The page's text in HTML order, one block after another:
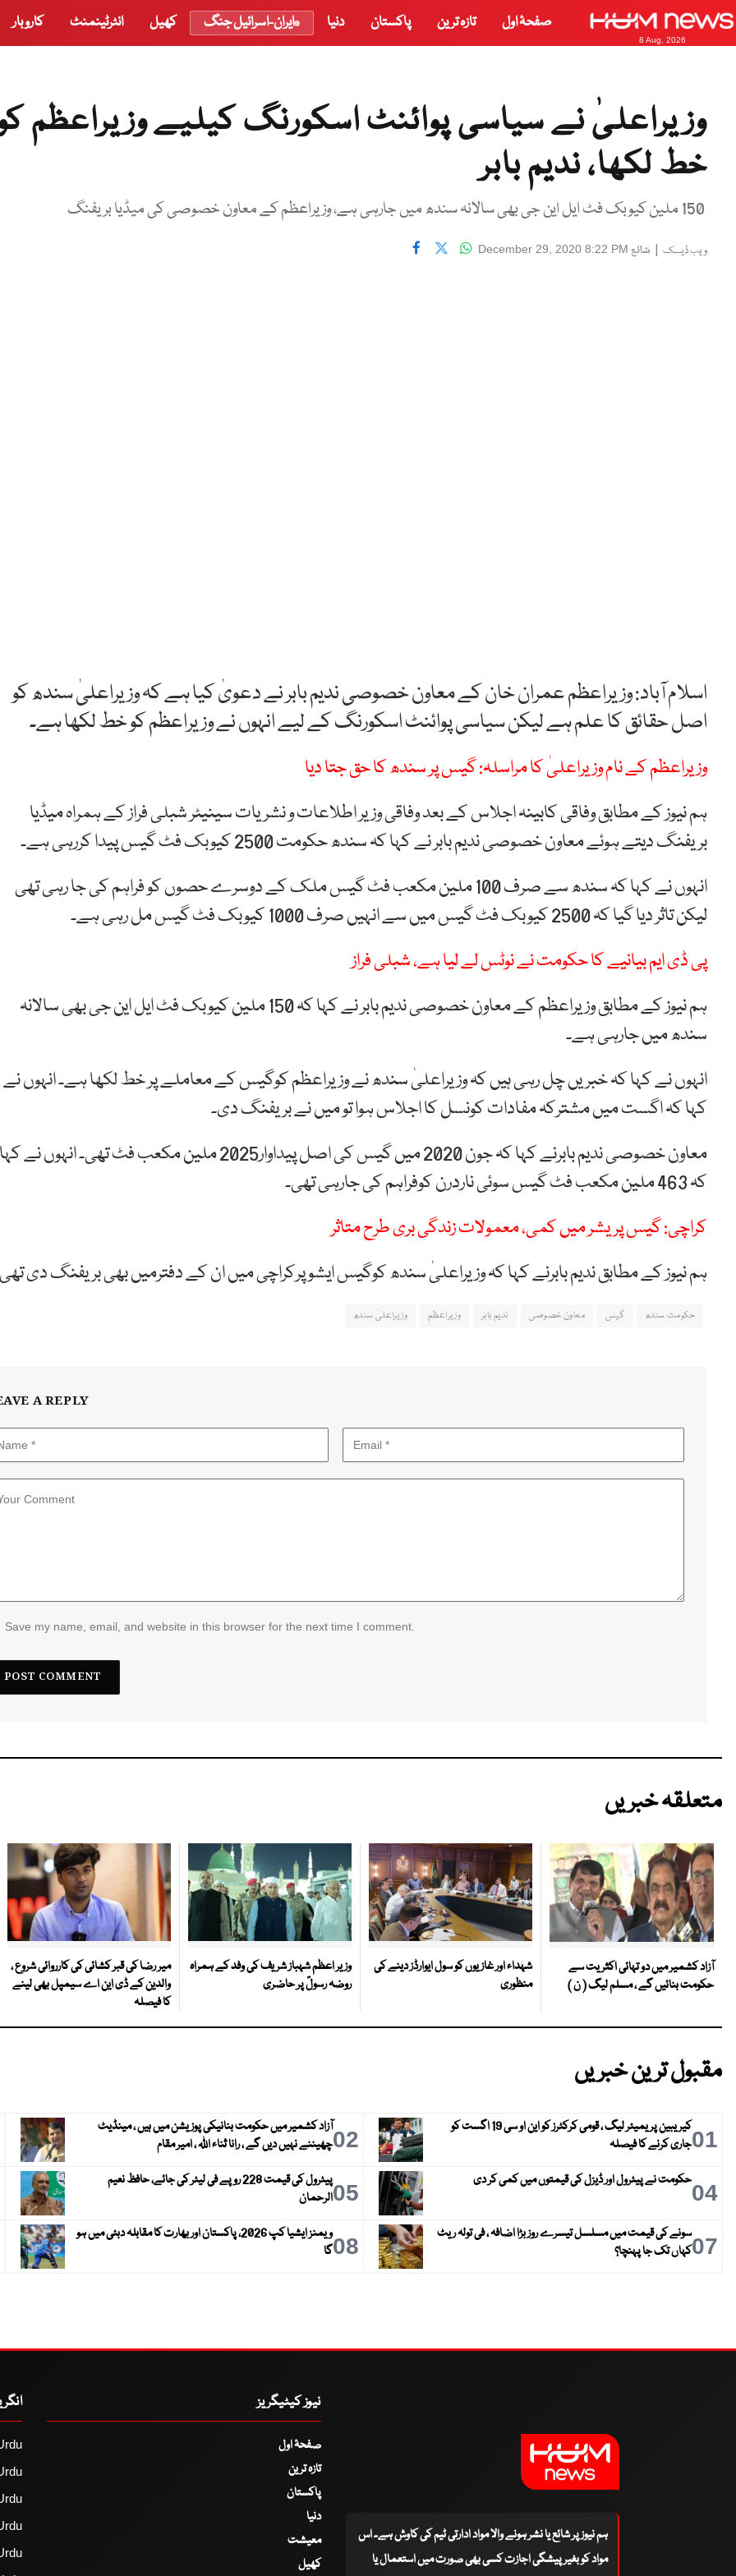
8 Aug, 2026
صفحۂ اول تازہ ترین پاکستان دنیا ایران-اسرائیل جنگ کھیل انٹرٹینمنٹ کاروبار
وزیراعلیٰ نے سیاسی پوائنٹ اسکورنگ کیلیے وزیراعظم
خط لکھا، ندیم بابر
ویب ڈیسک | شائع December 29, 2020 8:22 PM
اسلام آباد: وزیراعظم عمران خان کے معاون خصوصی ندیم بابر نے دعویٰ کیا ہے کہ وزیراعلیٰ سندھ کو
اصل حقائق کا علم ہے لیکن سیاسی پوائنٹ اسکورنگ کے لیے انہوں نے وزیراعظم کو خط لکھا ہے۔
وزیراعظم کے نام وزیراعلیٰ کا مراسلہ: گیس پر سندھ کا حق جتا دیا
ہم نیوز کے مطابق وفاقی کابینہ اجلاس کے بعد وفاقی وزیر اطلاعات و نشریات سینیٹر شبلی فراز کے ہمراہ میڈیا
بریفنگ دیتے ہوئے معاون خصوصی ندیم بابر نے کہا کہ سندھ حکومت 2500 کیوبک فٹ گیس پیدا کررہی ہے۔
انہوں نے کہا کہ سندھ سے صرف 100 ملین مکعب فٹ گیس ملک کے دوسرے حصوں کو فراہم کی جا رہی تھی
لیکن تاثر دیا گیا کہ 2500 کیوبک فٹ گیس میں سے انہیں صرف 1000 کیوبک فٹ گیس مل رہی ہے۔
پی ڈی ایم بیانیے کا حکومت نے نوٹس لے لیا ہے، شبلی فراز
ہم نیوز کے مطابق وزیراعظم کے معاون خصوصی ندیم بابر نے کہا کہ 150 ملین کیوبک فٹ ایل این جی بھی سالانہ
سندھ میں جارہی ہے۔
انہوں نے کہا کہ خبریں چل رہی ہیں کہ وزیراعلیٰ سندھ نے وزیراعظم کوگیس کے معاملے پر خط لکھا ہے۔ انہوں نے
کہا کہ اگست میں مشترکہ مفادات کونسل کا اجلاس ہوا تو میں نے بریفنگ دی۔
معاون خصوصی ندیم بابرنے کہا کہ جون 2020 میں گیس کی اصل پیداوار2025 ملین مکعب فٹ تھی۔ انہوں نے کہا
کہ 463 ملین مکعب فٹ گیس سوئی ناردرن کوفراہم کی جارہی تھی۔
کراچی: گیس پریشر میں کمی، معمولات زندگی بری طرح متاثر
ہم نیوز کے مطابق ندیم بابرنے کہا کہ وزیراعلیٰ سندھ کوگیس ایشو پرکراچی میں ان کے دفترمیں بھی بریفنگ دی
حکومت سندھ گیس معاون خصوصی ندیم بابر وزیراعظم وزیراعلیٰ سندھ
A REPLY
Save my name, email, and website in this browser for the next time I comment.
متعلقہ خبریں
آزاد کشمیر میں دو تہائی اکثریت سے
حکومت بنائیں گے ، مسلم لیگ ( ن )
شہداء اور غازیوں کو سول ایوارڈز دینے کی
منظوری
وزیر اعظم شہباز شریف کی وفد کے ہمراہ
روضہ رسولؐ پر حاضری
میر رضا کی قبر کشائی کی کارروائی شروع ،
والدین کے ڈی این اے سیمپل بھی لینے
کا فیصلہ
مقبول ترین خبریں
01
کیریبین پریمیئر لیگ ، قومی کرکٹرز کو این او سی 19 اگست کو
جاری کرنے کا فیصلہ
02آزاد کشمیر میں حکومت بنانیکی پوزیشن میں ہیں ، مینڈیٹ
چھیننے نہیں دیں گے ، رانا ثناء اللہ ، امیر مقام
04حکومت نے پیٹرول اور ڈیزل کی قیمتوں میں کمی کر دی 05
پیٹرول کی قیمت 228 روپے فی لیٹر کی جائے، حافظ نعیم
الرحمان
07سونے کی قیمت میں مسلسل تیسرے روز بڑا اضافہ ، فی تولہ ریٹ
کہاں تک جا پہنچا؟
08
ویمنز ایشیا کپ 2026، پاکستان اور بھارت کا مقابلہ دبئی میں ہو
گا
ہم نیوز پر شائع یا نشر ہونے والا مواد ادارتی ٹیم کی کاوش ہے۔ اس
مواد کو بغیر پیشگی اجازت کسی بھی صورت میں استعمال یا
نیوز کیٹیگریز
صفحۂ اول
تازہ ترین
پاکستان
دنیا
معیشت
کھیل